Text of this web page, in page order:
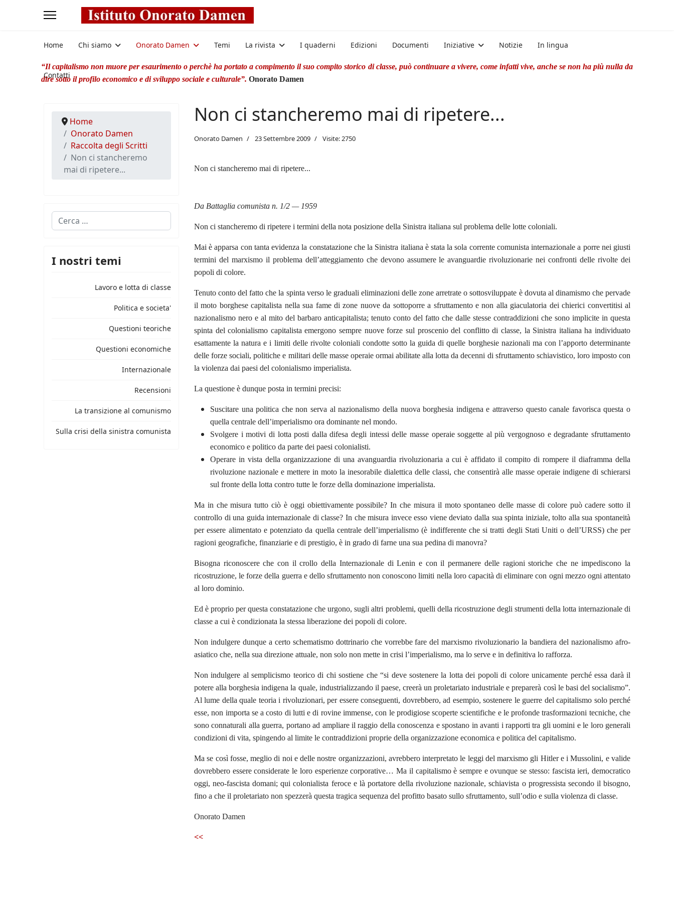
Home Chi siamo Onorato Damen Temi La rivista I quaderni Edizioni Documenti Iniziative Notizie In lingua
Contatti
“Il capitalismo non muore per esaurimento o perchè ha portato a compimento il suo compito storico di classe, può continuare a vivere, come infatti vive, anche se non ha più nulla da
dire sotto il profilo economico e di sviluppo sociale e culturale”. Onorato Damen
Home
Onorato Damen
Raccolta degli Scritti
Non ci stancheremo
mai di ripetere...
Cerca
I nostri temi
Lavoro e lotta di classe
Politica e societa'
Questioni teoriche
Questioni economiche
Internazionale
Recensioni
La transizione al comunismo
Sulla crisi della sinistra comunista
Non ci stancheremo mai di ripetere...
Onorato Damen 23 Settembre 2009 Visite: 2750
Non ci stancheremo mai di ripetere...
Da Battaglia comunista n. 1/2 — 1959
Non ci stancheremo di ripetere i termini della nota posizione della Sinistra italiana sul problema delle lotte coloniali.
Mai è apparsa con tanta evidenza la constatazione che la Sinistra italiana è stata la sola corrente comunista internazionale a porre nei giusti
termini del marxismo il problema dell’atteggiamento che devono assumere le avanguardie rivoluzionarie nei confronti delle rivolte dei
popoli di colore.
Tenuto conto del fatto che la spinta verso le graduali eliminazioni delle zone arretrate o sottosviluppate è dovuta al dinamismo che pervade
il moto borghese capitalista nella sua fame di zone nuove da sottoporre a sfruttamento e non alla giaculatoria dei chierici convertitisi al
nazionalismo nero e al mito del barbaro anticapitalista; tenuto conto del fatto che dalle stesse contraddizioni che sono implicite in questa
spinta del colonialismo capitalista emergono sempre nuove forze sul proscenio del conflitto di classe, la Sinistra italiana ha individuato
esattamente la natura e i limiti delle rivolte coloniali condotte sotto la guida di quelle borghesie nazionali ma con l’apporto determinante
delle forze sociali, politiche e militari delle masse operaie ormai abilitate alla lotta da decenni di sfruttamento schiavistico, loro imposto con
la violenza dai paesi del colonialismo imperialista.
La questione è dunque posta in termini precisi:
Suscitare una politica che non serva al nazionalismo della nuova borghesia indigena e attraverso questo canale favorisca questa o
quella centrale dell’imperialismo ora dominante nel mondo.
Svolgere i motivi di lotta posti dalla difesa degli intessi delle masse operaie soggette al più vergognoso e degradante sfruttamento
economico e politico da parte dei paesi colonialisti.
Operare in vista della organizzazione di una avanguardia rivoluzionaria a cui è affidato il compito di rompere il diaframma della
rivoluzione nazionale e mettere in moto la inesorabile dialettica delle classi, che consentirà alle masse operaie indigene di schierarsi
sul fronte della lotta contro tutte le forze della dominazione imperialista.
Ma in che misura tutto ciò è oggi obiettivamente possibile? In che misura il moto spontaneo delle masse di colore può cadere sotto il
controllo di una guida internazionale di classe? In che misura invece esso viene deviato dalla sua spinta iniziale, tolto alla sua spontaneità
per essere alimentato e potenziato da quella centrale dell’imperialismo (è indifferente che si tratti degli Stati Uniti o dell’URSS) che per
ragioni geografiche, finanziarie e di prestigio, è in grado di farne una sua pedina di manovra?
Bisogna riconoscere che con il crollo della Internazionale di Lenin e con il permanere delle ragioni storiche che ne impediscono la
ricostruzione, le forze della guerra e dello sfruttamento non conoscono limiti nella loro capacità di eliminare con ogni mezzo ogni attentato
al loro dominio.
Ed è proprio per questa constatazione che urgono, sugli altri problemi, quelli della ricostruzione degli strumenti della lotta internazionale di
classe a cui è condizionata la stessa liberazione dei popoli di colore.
Non indulgere dunque a certo schematismo dottrinario che vorrebbe fare del marxismo rivoluzionario la bandiera del nazionalismo afro-
asiatico che, nella sua direzione attuale, non solo non mette in crisi l’imperialismo, ma lo serve e in definitiva lo rafforza.
Non indulgere al semplicismo teorico di chi sostiene che “si deve sostenere la lotta dei popoli di colore unicamente perché essa darà il
potere alla borghesia indigena la quale, industrializzando il paese, creerà un proletariato industriale e preparerà così le basi del socialismo”.
Al lume della quale teoria i rivoluzionari, per essere conseguenti, dovrebbero, ad esempio, sostenere le guerre del capitalismo solo perché
esse, non importa se a costo di lutti e di rovine immense, con le prodigiose scoperte scientifiche e le profonde trasformazioni tecniche, che
sono connaturali alla guerra, portano ad ampliare il raggio della conoscenza e spostano in avanti i rapporti tra gli uomini e le loro generali
condizioni di vita, spingendo al limite le contraddizioni proprie della organizzazione economica e politica del capitalismo.
Ma se così fosse, meglio di noi e delle nostre organizzazioni, avrebbero interpretato le leggi del marxismo gli Hitler e i Mussolini, e valide
dovrebbero essere considerate le loro esperienze corporative… Ma il capitalismo è sempre e ovunque se stesso: fascista ieri, democratico
oggi, neo-fascista domani; qui colonialista feroce e là portatore della rivoluzione nazionale, schiavista o progressista secondo il bisogno,
fino a che il proletariato non spezzerà questa tragica sequenza del profitto basato sullo sfruttamento, sull’odio e sulla violenza di classe.
Onorato Damen
<<